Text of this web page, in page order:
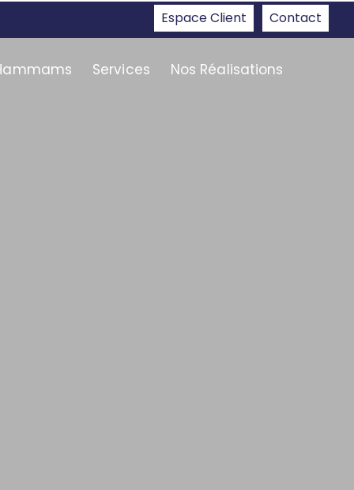
Espace Client Contact
Services Nos Réalisations